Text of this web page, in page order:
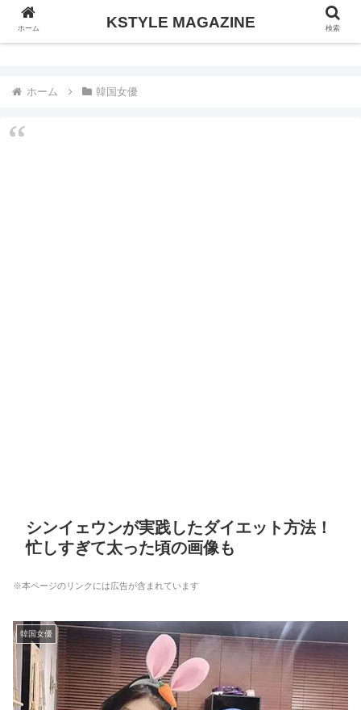
KSTYLE MAGAZINE
ホーム 韓国女優
シンイェウンが実践したダイエット方法！
忙しすぎて太った頃の画像も
※本ページのリンクには広告が含まれています
韓国女優
ホーム KSTYLE MAGAZINE 検索